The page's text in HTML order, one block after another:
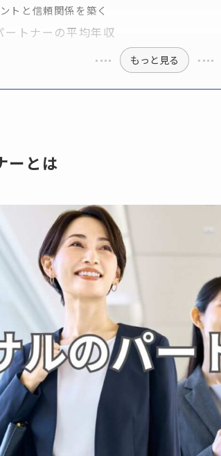
トと信頼関係を築く
ートナーの平均年収
もっと見る
ーとは